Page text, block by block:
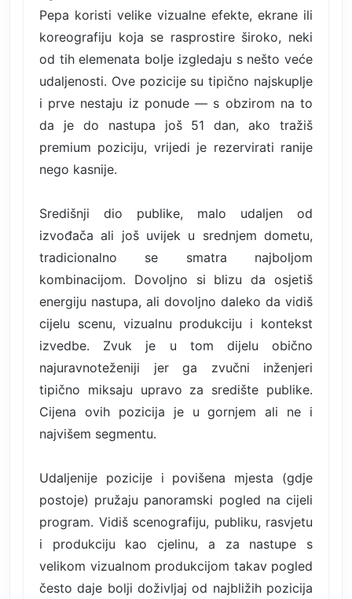
Pepa koristi velike vizualne efekte, ekrane ili
koreografiju koja se rasprostire široko, neki
od tih elemenata bolje izgledaju s nešto veće
udaljenosti. Ove pozicije su tipično najskuplje
i prve nestaju iz ponude — s obzirom na to
da je do nastupa još 51 dan, ako tražiš
premium poziciju, vrijedi je rezervirati ranije
nego kasnije.
Središnji dio publike, malo udaljen od
izvođača ali još uvijek u srednjem dometu,
tradicionalno se smatra najboljom
kombinacijom. Dovoljno si blizu da osjetiš
energiju nastupa, ali dovoljno daleko da vidiš
cijelu scenu, vizualnu produkciju i kontekst
izvedbe. Zvuk je u tom dijelu obično
najuravnoteženiji jer ga zvučni inženjeri
tipično miksaju upravo za središte publike.
Cijena ovih pozicija je u gornjem ali ne i
najvišem segmentu.
Udaljenije pozicije i povišena mjesta (gdje
postoje) pružaju panoramski pogled na cijeli
program. Vidiš scenografiju, publiku, rasvjetu
i produkciju kao cjelinu, a za nastupe s
velikom vizualnom produkcijom takav pogled
često daje bolji doživljaj od najbližih pozicija